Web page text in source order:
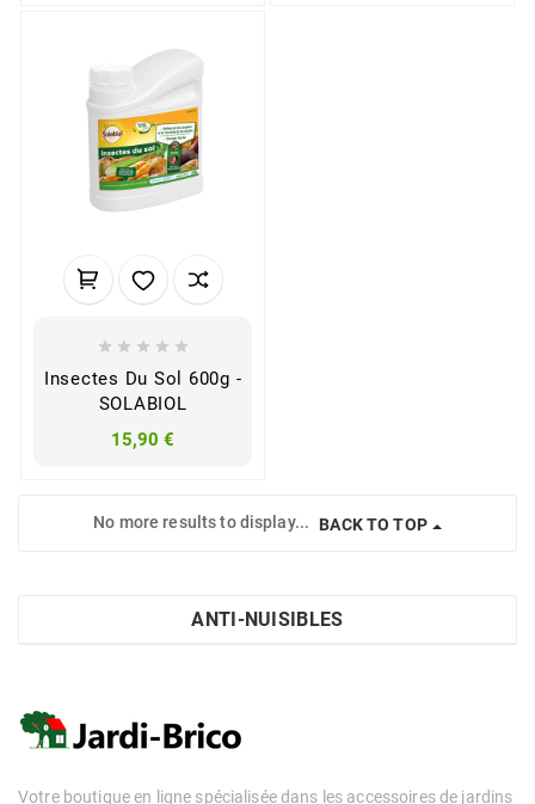
    
Insectes Du Sol 600g -
SOLABIOL
15,90 €
No more results to display... BACK TO TOP
ANTI-NUISIBLES
Votre boutique en ligne spécialisée dans les accessoires de jardins